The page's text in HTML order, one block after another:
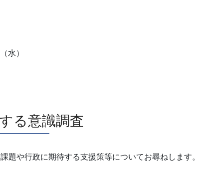
水）
る意識調査
題や行政に期待する支援策等についてお尋ねします。